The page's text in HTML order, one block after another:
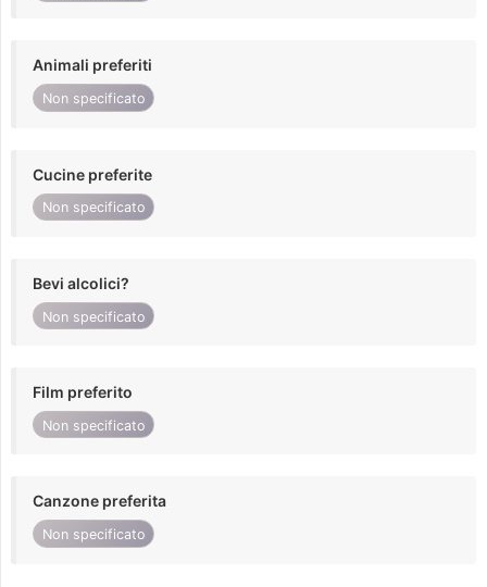
Animali preferiti
Non specificato
Cucine preferite
Non specificato
Bevi alcolici?
Non specificato
Film preferito
Non specificato
Canzone preferita
Non specificato